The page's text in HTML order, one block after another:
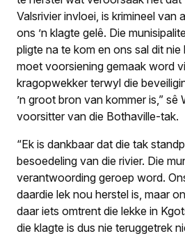
Valsrivier invloei, is krimineel van
ons ’n klagte gelê. Die
pligte na te kom en ons sal dit nie
moet voorsiening gemaak word
kragopwekker terwyl die
’n groot bron van kommer is,” sê
voorsitter van die Bothaville-tak.
“Ek is dankbaar dat die tak
besoedeling van die rivier. Die
verantwoording geroep word.
daardie lek nou herstel is, maar
daar iets omtrent die lekke in
die klagte is dus nie teruggetrek